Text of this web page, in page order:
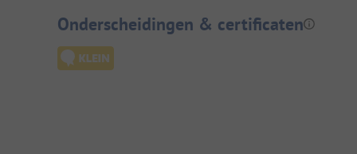
Onderscheidingen & certificaten